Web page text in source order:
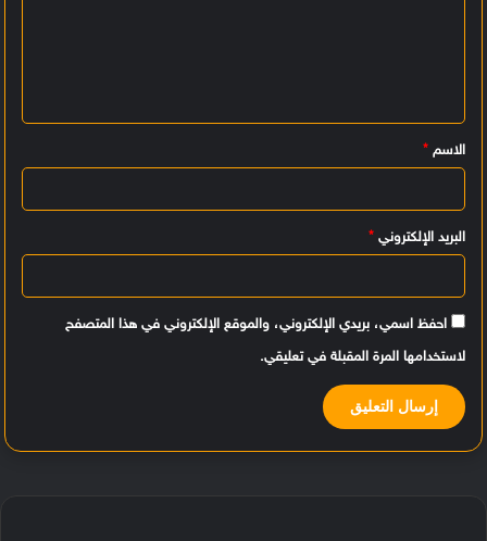
ي
ق
الاسم *
البريد الإلكتروني *
احفظ اسمي، بريدي الإلكتروني، والموقع الإلكتروني في هذا المتصفح
لاستخدامها المرة المقبلة في تعليقي.